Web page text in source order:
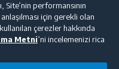
Site’nin performansının
için gerekli olan
çerezler hakkında
Metni’ni incelemenizi rica